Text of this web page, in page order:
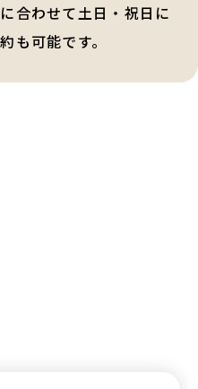
合わせて土日・祝日に
も可能です。